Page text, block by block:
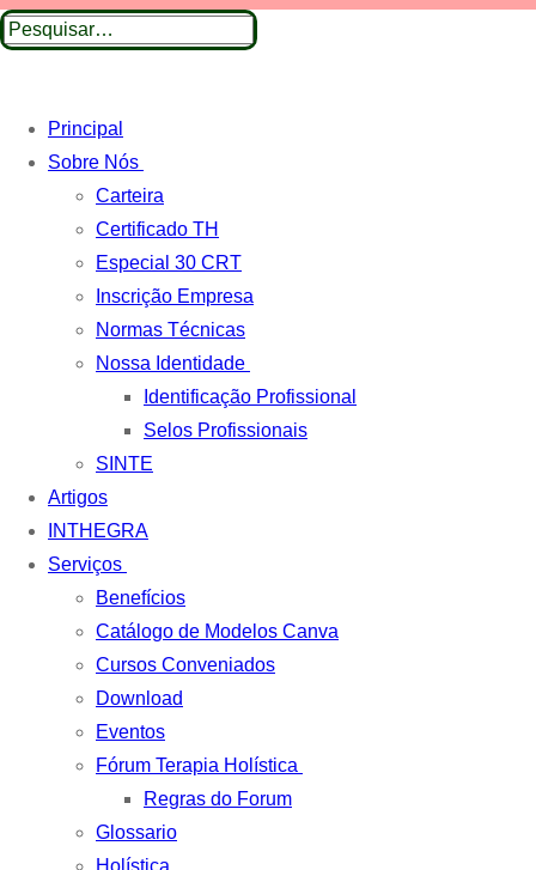
Pesquisar
Principal
Sobre Nós
Carteira
Certificado TH
Especial 30 CRT
Inscrição Empresa
Normas Técnicas
Nossa Identidade
Identificação Profissional
Selos Profissionais
SINTE
Artigos
INTHEGRA
Serviços
Benefícios
Catálogo de Modelos Canva
Cursos Conveniados
Download
Eventos
Fórum Terapia Holística
Regras do Forum
Glossario
Holística